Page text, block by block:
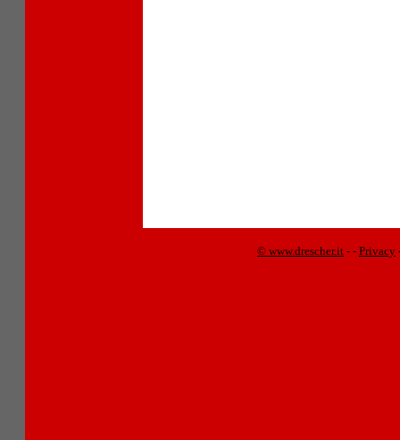
© www.drescher.it - - Privacy